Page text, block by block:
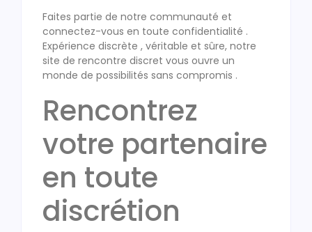
Faites partie de notre communauté et
connectez-vous en toute confidentialité .
Expérience discrète , véritable et sûre, notre
site de rencontre discret vous ouvre un
monde de possibilités sans compromis .
Rencontrez
votre partenaire
en toute
discrétion